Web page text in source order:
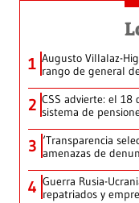
1 Augusto Villalaz-
rango de general
2 CSS advierte: el 18
sistema de
3 ‘Transparencia
amenazas de
4 Guerra Rusia-
repatriados y